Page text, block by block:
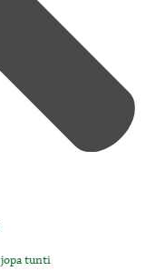
tunti